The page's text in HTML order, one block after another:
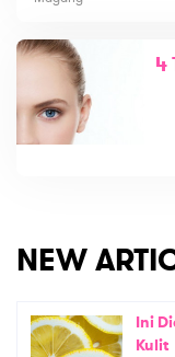
4
NEW
Ini
Kulit